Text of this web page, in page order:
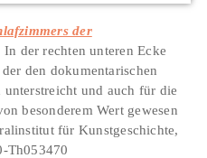
der
In der rechten unteren Ecke
den dokumentarischen
und auch für die
besonderem Wert gewesen
für Kunstgeschichte,
Th053470